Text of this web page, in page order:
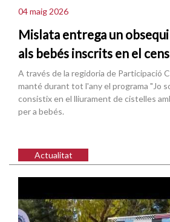
04 maig 2026
Mislata entrega un
als bebés inscrits en el
A través de la regidoria de Participació
manté durant tot l'any el programa "Jo
consistix en el lliurament de cistelles
per a bebés.
Actualitat